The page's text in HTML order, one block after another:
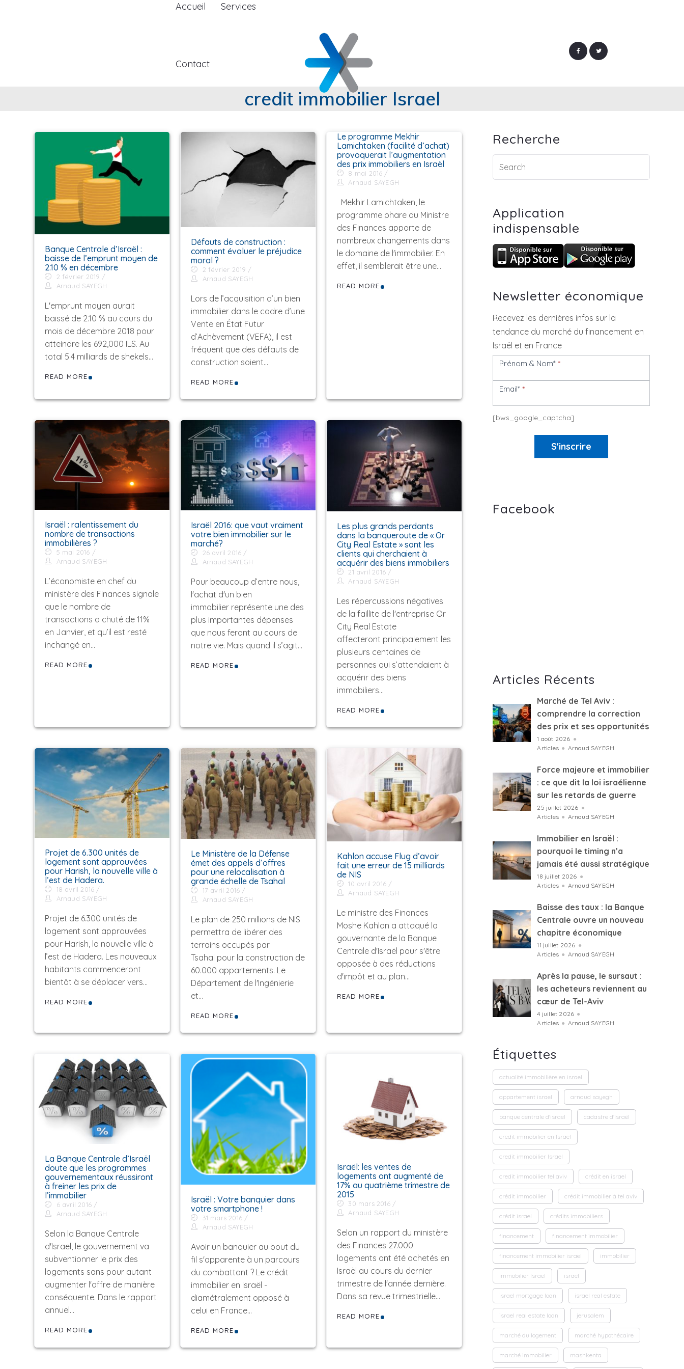
Accueil Services
Contact
credit immobilier Israel
Banque Centrale d’Israël :
baisse de l’emprunt moyen de
2.10 % en décembre
2 février 2019
Arnaud SAYEGH
L'emprunt moyen aurait
baissé de 2.10 % au cours du
mois de décembre 2018 pour
atteindre les 692,000 ILS. Au
total 5.4 milliards de shekels…
READ MORE
Défauts de construction :
comment évaluer le préjudice
moral ?
2 février 2019
Arnaud SAYEGH
Lors de l’acquisition d’un bien
immobilier dans le cadre d’une
Vente en État Futur
d’Achèvement (VEFA), il est
fréquent que des défauts de
construction soient…
READ MORE
Le programme Mekhir
Lamichtaken (facilité d’achat)
provoquerait l’augmentation
des prix immobiliers en Israël
8 mai 2016
Arnaud SAYEGH
Mekhir Lamichtaken, le
programme phare du Ministre
des Finances apporte de
nombreux changements dans
le domaine de l'immobilier. En
effet, il semblerait être une…
READ MORE
Israël : ralentissement du
nombre de transactions
immobilières ?
5 mai 2016
Arnaud SAYEGH
L’économiste en chef du
ministère des Finances signale
que le nombre de
transactions a chuté de 11%
en Janvier, et qu’il est resté
inchangé en…
READ MORE
Israël 2016: que vaut vraiment
votre bien immobilier sur le
marché?
26 avril 2016
Arnaud SAYEGH
Pour beaucoup d’entre nous,
l'achat d'un bien
immobilier représente une des
plus importantes dépenses
que nous feront au cours de
notre vie. Mais quand il s’agit…
READ MORE
Les plus grands perdants
dans la banqueroute de « Or
City Real Estate » sont les
clients qui cherchaient à
acquérir des biens immobiliers
21 avril 2016
Arnaud SAYEGH
Les répercussions négatives
de la faillite de l'entreprise Or
City Real Estate
affecteront principalement les
plusieurs centaines de
personnes qui s’attendaient à
acquérir des biens
immobiliers…
READ MORE
Projet de 6.300 unités de
logement sont approuvées
pour Harish, la nouvelle ville à
l’est de Hadera.
18 avril 2016
Arnaud SAYEGH
Projet de 6.300 unités de
logement sont approuvées
pour Harish, la nouvelle ville à
l’est de Hadera. Les nouveaux
habitants commenceront
bientôt à se déplacer vers…
READ MORE
Le Ministère de la Défense
émet des appels d’offres
pour une relocalisation à
grande échelle de Tsahal
17 avril 2016
Arnaud SAYEGH
Le plan de 250 millions de NIS
permettra de libérer des
terrains occupés par
Tsahal pour la construction de
60.000 appartements. Le
Département de l'Ingénierie
et…
READ MORE
Kahlon accuse Flug d’avoir
fait une erreur de 15 milliards
de NIS
10 avril 2016
Arnaud SAYEGH
Le ministre des Finances
Moshe Kahlon a attaqué la
gouvernante de la Banque
Centrale d'Israël pour s'être
opposée à des réductions
d'impôt et au plan…
READ MORE
La Banque Centrale d’Israël
doute que les programmes
gouvernementaux réussiront
à freiner les prix de
l’immobilier
6 avril 2016
Arnaud SAYEGH
Selon la Banque Centrale
d'Israel, le gouvernement va
subventionner le prix des
logements sans pour autant
augmenter l'offre de manière
conséquente. Dans le rapport
annuel…
READ MORE
Israël : Votre banquier dans
votre smartphone !
31 mars 2016
Arnaud SAYEGH
Avoir un banquier au bout du
fil s'apparente à un parcours
du combattant ? Le crédit
immobilier en Israël -
diamétralement opposé à
celui en France…
READ MORE
Israël: les ventes de
logements ont augmenté de
17% au quatrième trimestre de
2015
30 mars 2016
Arnaud SAYEGH
Selon un rapport du ministère
des Finances 27.000
logements ont été achetés en
Israël au cours du dernier
trimestre de l'année dernière.
Dans sa revue trimestrielle…
READ MORE
Recherche
Application
indispensable
Newsletter économique
Recevez les dernières infos sur la
tendance du marché du financement en
Israël et en France
Newsletter
Prénom & Nom**
Email**
[bws_google_captcha]
S'inscrire
Facebook
Articles Récents
Marché de Tel Aviv :
comprendre la correction
des prix et ses opportunités
1 août 2026 ●
Articles ● Arnaud SAYEGH
Force majeure et immobilier
: ce que dit la loi israélienne
sur les retards de guerre
25 juillet 2026 ●
Articles ● Arnaud SAYEGH
Immobilier en Israël :
pourquoi le timing n’a
jamais été aussi stratégique
18 juillet 2026 ●
Articles ● Arnaud SAYEGH
Baisse des taux : la Banque
Centrale ouvre un nouveau
chapitre économique
11 juillet 2026 ●
Articles ● Arnaud SAYEGH
Après la pause, le sursaut :
les acheteurs reviennent au
cœur de Tel-Aviv
4 juillet 2026 ●
Articles ● Arnaud SAYEGH
Étiquettes
actualité immobilière en israel
appartement israel arnaud sayegh
banque centrale d'israel cadastre d'Israël
credit immobilier en Israel
credit immobilier Israel
credit immobilier tel aviv crédit en israel
crédit immobilier crédit immobilier à tel aviv
crédit israel crédits immobiliers
financement financement immobilier
financement immobilier israel immobilier
immobilier Israel israel
israel mortgage loan israel real estate
israel real estate loan jerusalem
marché du logement marché hypothécaire
marché immobilier mashkenta